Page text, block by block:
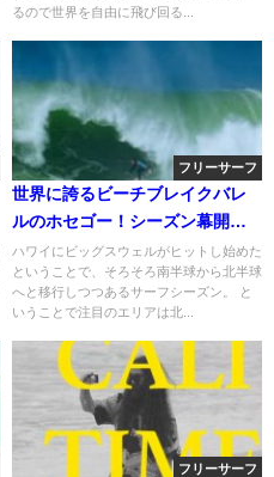
るので世界を自由に飛び回る...
フリーサーフ
世界に誇るビーチブレイクバレ
ルのホセゴー！シーズン幕開け
セッション動画
ハワイにビッグスウェルがヒットし始めた
ということで、そろそろ南半球から北半球
へと移行しつつあるサーフシーズン。 と
いうことで注目のエリアは北...
フリーサーフ